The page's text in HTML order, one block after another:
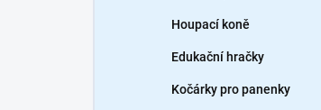
Houpací koně
Edukační hračky
Kočárky pro panenky